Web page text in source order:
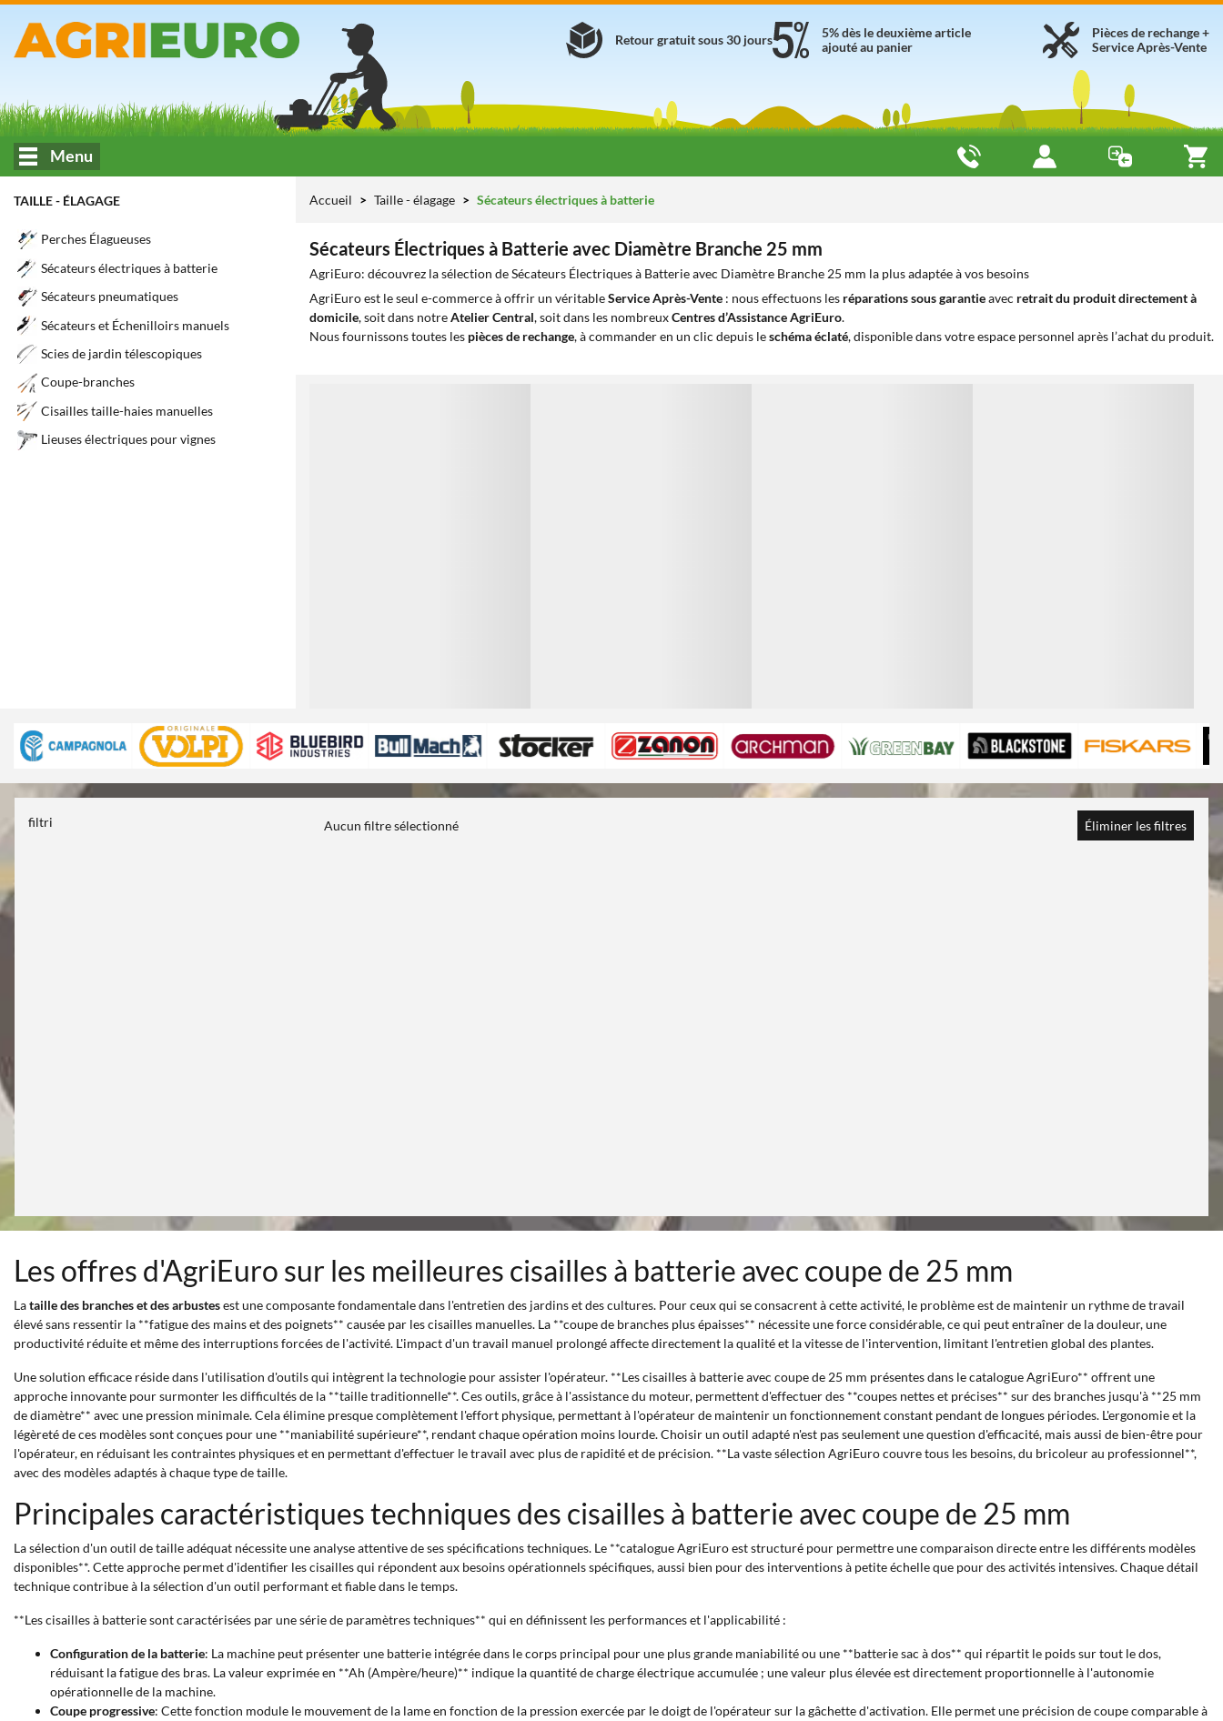
Pièces de rechange +
Service Après-Vente
5% dès le deuxième article
ajouté au panier
Retour gratuit sous 30 jours
Menu
TAILLE - ÉLAGAGE
Perches Élagueuses
Sécateurs électriques à batterie
Sécateurs pneumatiques
Sécateurs et Échenilloirs manuels
Scies de jardin télescopiques
Coupe-branches
Cisailles taille-haies manuelles
Lieuses électriques pour vignes
Accueil Taille - élagage Sécateurs électriques à batterie
Sécateurs Électriques à Batterie avec Diamètre Branche 25 mm
AgriEuro: découvrez la sélection de Sécateurs Électriques à Batterie avec Diamètre Branche 25 mm la plus adaptée à vos besoins
AgriEuro est le seul e-commerce à offrir un véritableService Après-Vente : nous effectuons les réparations sous garantieavec retrait du produit directement à
domicile, soit dans notreAtelier Central, soit dans les nombreuxCentres d’Assistance AgriEuro.
Nous fournissons toutes les pièces de rechange, à commander en un clic depuis leschéma éclaté, disponible dans votre espace personnel après l’achat du produit.
filtri Aucun filtre sélectionné Éliminer les filtres
Les offres d'AgriEuro sur les meilleures cisailles à batterie avec coupe de 25 mm
Lataille des branches et des arbustesest une composante fondamentale dans l'entretien des jardins et des cultures. Pour ceux qui se consacrent à cette activité, le problème est de maintenir un rythme de travail
élevé sans ressentir la **fatigue des mains et des poignets** causée par les cisailles manuelles. La **coupe de branches plus épaisses** nécessite une force considérable, ce qui peut entraîner de la douleur, une
productivité réduite et même des interruptions forcées de l'activité. L'impact d'un travail manuel prolongé affecte directement la qualité et la vitesse de l'intervention, limitant l'entretien global des plantes.
Une solution efficace réside dans l'utilisation d'outils qui intègrent la technologie pour assister l'opérateur. **Les cisailles à batterie avec coupe de 25 mm présentes dans le catalogue AgriEuro** offrent une
approche innovante pour surmonter les difficultés de la **taille traditionnelle**. Ces outils, grâce à l'assistance du moteur, permettent d'effectuer des **coupes nettes et précises** sur des branches jusqu'à **25 mm
de diamètre** avec une pression minimale. Cela élimine presque complètement l'effort physique, permettant à l'opérateur de maintenir un fonctionnement constant pendant de longues périodes. L'ergonomie et la
légèreté de ces modèles sont conçues pour une **maniabilité supérieure**, rendant chaque opération moins lourde. Choisir un outil adapté n'est pas seulement une question d'efficacité, mais aussi de bien-être pour
l'opérateur, en réduisant les contraintes physiques et en permettant d'effectuer le travail avec plus de rapidité et de précision. **La vaste sélection AgriEuro couvre tous les besoins, du bricoleur au professionnel**,
avec des modèles adaptés à chaque type de taille.
Principales caractéristiques techniques des cisailles à batterie avec coupe de 25 mm
La sélection d'un outil de taille adéquat nécessite une analyse attentive de ses spécifications techniques. Le **catalogue AgriEuro est structuré pour permettre une comparaison directe entre les différents modèles
disponibles**. Cette approche permet d'identifier les cisailles qui répondent aux besoins opérationnels spécifiques, aussi bien pour des interventions à petite échelle que pour des activités intensives. Chaque détail
technique contribue à la sélection d'un outil performant et fiable dans le temps.
**Les cisailles à batterie sont caractérisées par une série de paramètres techniques** qui en définissent les performances et l'applicabilité :
Configuration de la batterie: La machine peut présenter une batterie intégrée dans le corps principal pour une plus grande maniabilité ou une **batterie sac à dos** qui répartit le poids sur tout le dos,
réduisant la fatigue des bras. La valeur exprimée en **Ah (Ampère/heure)** indique la quantité de charge électrique accumulée ; une valeur plus élevée est directement proportionnelle à l'autonomie
opérationnelle de la machine.
Coupe progressive: Cette fonction module le mouvement de la lame en fonction de la pression exercée par le doigt de l'opérateur sur la gâchette d'activation. Elle permet une précision de coupe comparable à